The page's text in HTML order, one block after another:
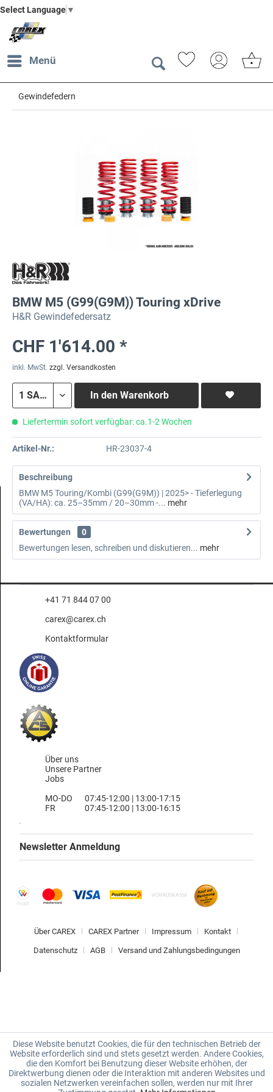
Select Language ▼
Menü
Gewindefedern
BMW M5 (G99(G9M)) Touring xDrive
H&R Gewindefedersatz
CHF 1'614.00 *
inkl. MwSt. zzgl. Versandkosten
In den Warenkorb
Liefertermin sofort verfügbar: ca.1-2 Wochen
Artikel-Nr.: HR-23037-4
Beschreibung
BMW M5 Touring/Kombi (G99(G9M)) | 2025> - Tieferlegung
(VA/HA): ca. 25–35mm / 20–30mm -... mehr
Bewertungen
0
Bewertungen lesen, schreiben und diskutieren... mehr
+41 71 844 07 00
carex@carex.ch
Kontaktformular
Über uns
Unsere Partner
Jobs
MO-DO
FR
07:45-12:00 | 13:00-17:15
07:45-12:00 | 13:00-16:15
Newsletter Anmeldung
Über CAREX CAREX Partner Impressum Kontakt
Datenschutz AGB Versand und Zahlungsbedingungen
Diese Website benutzt Cookies, die für den technischen Betrieb der
Website erforderlich sind und stets gesetzt werden. Andere Cookies,
die den Komfort bei Benutzung dieser Website erhöhen, der
Direktwerbung dienen oder die Interaktion mit anderen Websites und
sozialen Netzwerken vereinfachen sollen, werden nur mit Ihrer